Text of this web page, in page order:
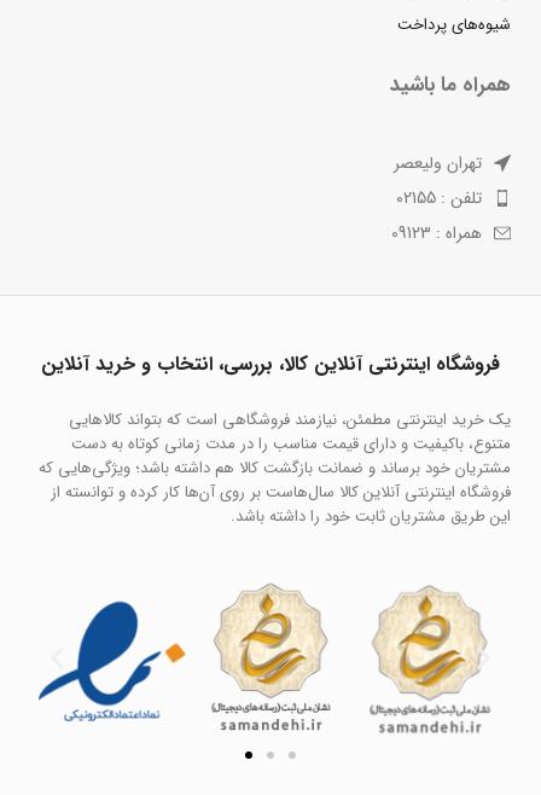
شیوه‌های پرداخت
همراه ما باشید
تهران ولیعصر
تلفن : 02155
همراه : 09123
فروشگاه اینترنتی آنلاین کالا، بررسی، انتخاب و خرید آنلاین
یک خرید اینترنتی مطمئن، نیازمند فروشگاهی است که بتواند کالاهایی
متنوع، باکیفیت و دارای قیمت مناسب را در مدت زمانی کوتاه به دست
مشتریان خود برساند و ضمانت بازگشت کالا هم داشته باشد؛ ویژگی‌هایی که
فروشگاه اینترنتی آنلاین کالا سال‌هاست بر روی آن‌ها کار کرده و توانسته از
این طریق مشتریان ثابت خود را داشته باشد.